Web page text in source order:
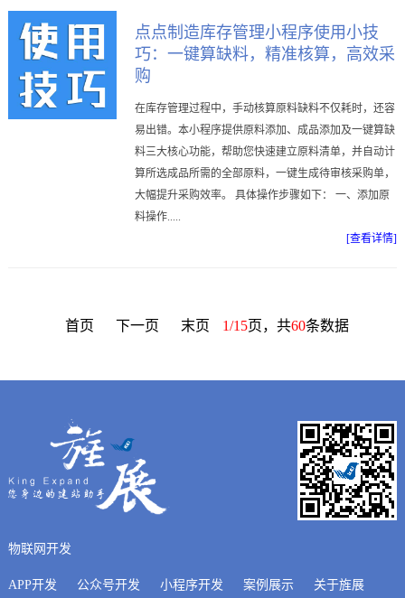
点点制造库存管理小程序使用小技
巧：一键算缺料，精准核算，高效采
购
在库存管理过程中，手动核算原料缺料不仅耗时，还容
易出错。本小程序提供原料添加、成品添加及一键算缺
料三大核心功能，帮助您快速建立原料清单，并自动计
算所选成品所需的全部原料，一键生成待审核采购单，
大幅提升采购效率。 具体操作步骤如下： 一、添加原
料操作.....
[查看详情]
首页 下一页 末页 1/15页，共60条数据
物联网开发
APP开发 公众号开发 小程序开发 案例展示 关于旌展